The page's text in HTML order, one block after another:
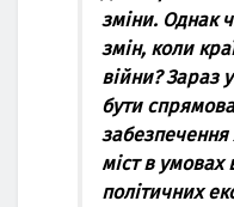
зміни. Однак
змін, коли
війни? Зараз
бути
забезпечення
міст в умовах
політичних